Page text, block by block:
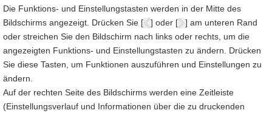
Die Funktions- und Einstellungstasten werden in der Mitte des
Bildschirms angezeigt. Drücken Sie [
] oder [
] am unteren Rand
oder streichen Sie den Bildschirm nach links oder rechts, um die
angezeigten Funktions- und Einstellungstasten zu ändern. Drücken
Sie diese Tasten, um Funktionen auszuführen und Einstellungen zu
ändern.
Auf der rechten Seite des Bildschirms werden eine Zeitleiste
(Einstellungsverlauf und Informationen über die zu druckenden